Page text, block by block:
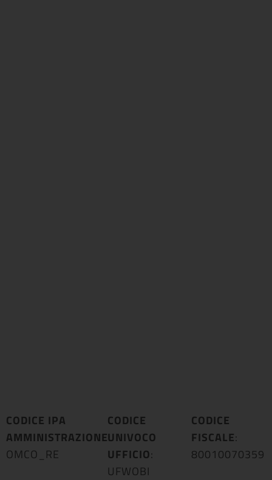
CODICE IPA
AMMINISTRAZIONE:
OMCO_RE
CODICE
UNIVOCO
UFFICIO:
UFWOBI
CODICE
FISCALE:
80010070359